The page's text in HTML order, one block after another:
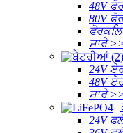
48V
80V
ਸਾਰੇ
24V
48V
ਸਾਰੇ
24V